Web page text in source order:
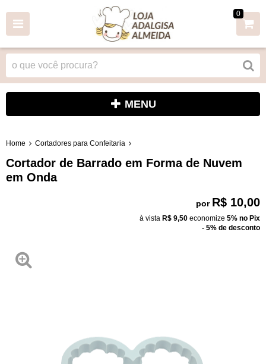
0
MENU
Home Cortadores para Confeitaria
Cortador de Barrado em Forma de Nuvem
em Onda
por R$ 10,00
à vista R$ 9,50 economize 5% no Pix
- 5% de desconto